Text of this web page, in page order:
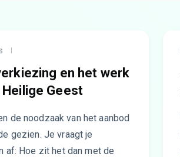
en het werk
Heilige Geest
de noodzaak van het aanbod
gezien. Je vraagt je
af: Hoe zit het dan met de